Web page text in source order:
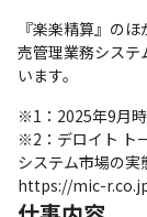
『楽楽精算』の
売管理業務システ
います。
※1：2025年9月
※2：デロイト ト
システム市場の実
https://mic-